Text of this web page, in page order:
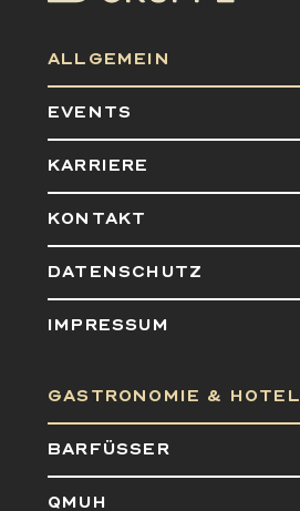
ALLGEMEIN
EVENTS
KARRIERE
KONTAKT
DATENSCHUTZ
IMPRESSUM
GASTRONOMIE & HOTEL
BARFÜSSER
QMUH